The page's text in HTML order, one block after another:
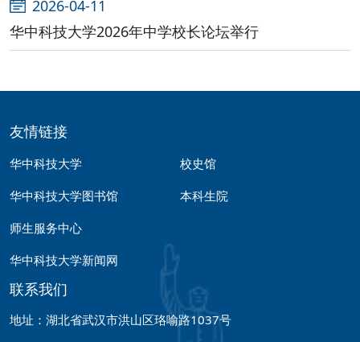
2026-04-11
华中科技大学2026年中学校长论坛举行
友情链接
华中科技大学
华中科技大学图书馆
师生服务中心
华中科技大学新闻网
校史馆
本科生院
联系我们
地址：湖北省武汉市洪山区珞喻路1037号